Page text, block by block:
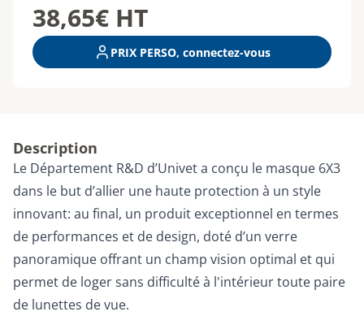
38,65€ HT
PRIX PERSO, connectez-vous
Description
Le Département R&D d’Univet a conçu le masque 6X3
dans le but d’allier une haute protection à un style
innovant: au final, un produit exceptionnel en termes
de performances et de design, doté d’un verre
panoramique offrant un champ vision optimal et qui
permet de loger sans difficulté à l'intérieur toute paire
de lunettes de vue.